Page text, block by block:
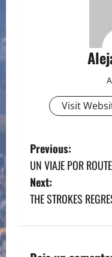
Visit
P
o
s
Previous:
UN VIAJE POR
Next:
THE STROKES